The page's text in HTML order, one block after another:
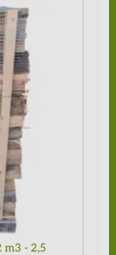
m3 - 2,5